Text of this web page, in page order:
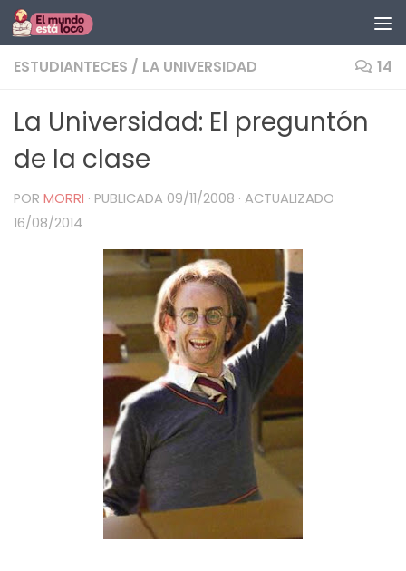
Saltar al contenido
ESTUDIANTECES / LA UNIVERSIDAD 14
La Universidad: El preguntón
de la clase
POR MORRI · PUBLICADA 09/11/2008 · ACTUALIZADO
16/08/2014